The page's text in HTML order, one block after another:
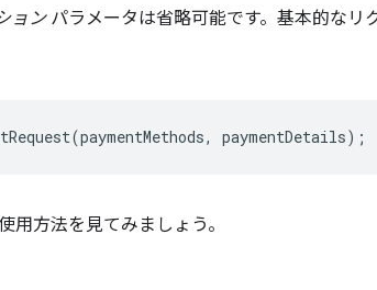
ョンパラメータは省略可能です。基本的なリ
(paymentMethods, paymentDetails);
用方法を見てみましょう。